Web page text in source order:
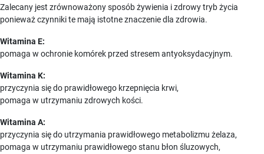
Zalecany jest zrównoważony sposób żywienia i zdrowy tryb życia
ponieważ czynniki te mają istotne znaczenie dla zdrowia.
Witamina E:
pomaga w ochronie komórek przed stresem antyoksydacyjnym.
Witamina K:
przyczynia się do prawidłowego krzepnięcia krwi,
pomaga w utrzymaniu zdrowych kości.
Witamina A:
przyczynia się do utrzymania prawidłowego metabolizmu żelaza,
pomaga w utrzymaniu prawidłowego stanu błon śluzowych,